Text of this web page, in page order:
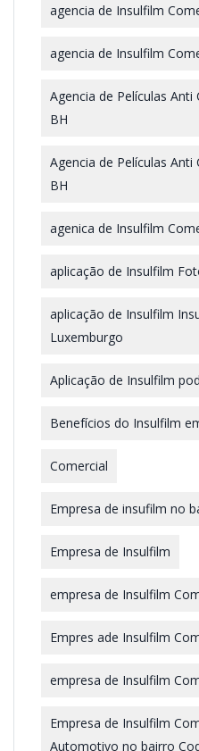
agencia de Insulfilm
agencia de Insulfilm
Agencia de Películas
BH
Agencia de Películas
BH
agenica de Insulfilm
aplicação de Insulfilm
aplicação de Insulfilm
Luxemburgo
Aplicação de Insulfilm
Benefícios do Insulfilm
Comercial
Empresa de insufilm no
Empresa de Insulfilm
empresa de Insulfilm
Empres ade Insulfilm
empresa de Insulfilm
Empresa de Insulfilm
Automotivo no bairro